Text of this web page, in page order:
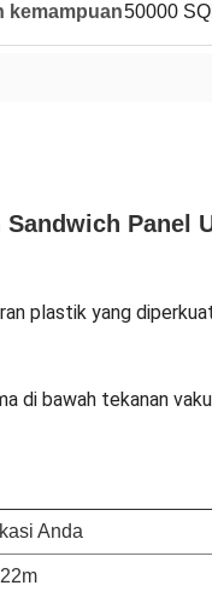
kemampuan50000
Panel
plastik yang
di bawah tekanan
Anda